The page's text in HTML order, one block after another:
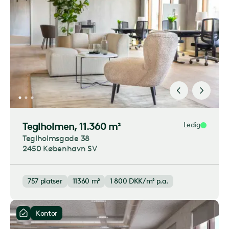
Teglholmen, 11.360 m² Ledig
Teglholmsgade 38
2450 København SV
757 platser 11360 m² 1 800 DKK/m² p.a.
Kontor